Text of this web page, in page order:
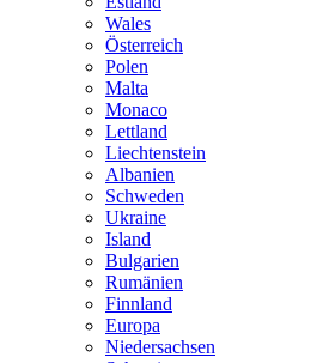
Wales
Österreich
Polen
Malta
Monaco
Lettland
Liechtenstein
Albanien
Schweden
Ukraine
Island
Bulgarien
Rumänien
Finnland
Europa
Niedersachsen